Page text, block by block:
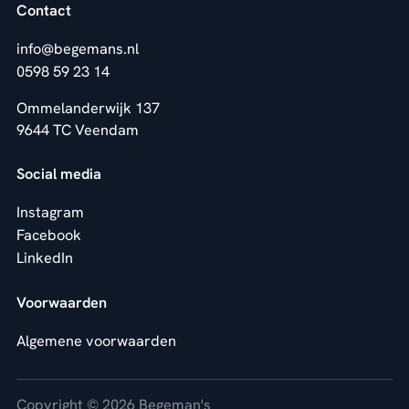
Contact
info@begemans.nl
0598 59 23 14
Ommelanderwijk 137
9644 TC Veendam
Social media
Instagram
Facebook
LinkedIn
Voorwaarden
Algemene voorwaarden
Copyright © 2026 Begeman's